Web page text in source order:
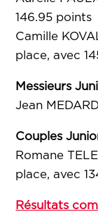
146.95 points
Camille
place, avec
Messieurs
Jean
Couples
Romane
place, avec
Résultats